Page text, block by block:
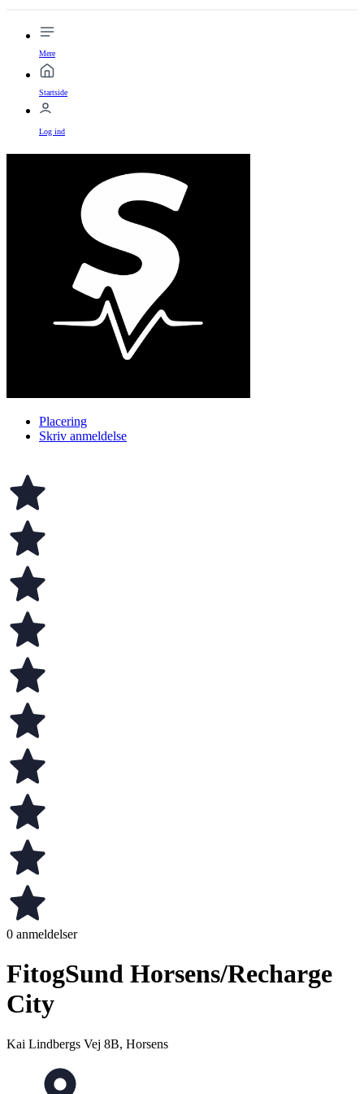
Mere
Startside
Log ind
Placering
Skriv anmeldelse
0 anmeldelser
FitogSund Horsens/Recharge
City
Kai Lindbergs Vej 8B, Horsens